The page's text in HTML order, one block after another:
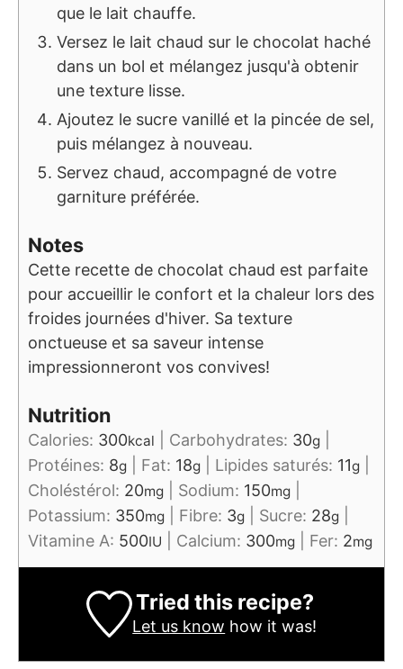
que le lait chauffe.
Versez le lait chaud sur le chocolat haché
dans un bol et mélangez jusqu'à obtenir
une texture lisse.
Ajoutez le sucre vanillé et la pincée de sel,
puis mélangez à nouveau.
Servez chaud, accompagné de votre
garniture préférée.
Notes
Cette recette de chocolat chaud est parfaite
pour accueillir le confort et la chaleur lors des
froides journées d'hiver. Sa texture
onctueuse et sa saveur intense
impressionneront vos convives!
Nutrition
Calories: 300kcal Carbohydrates: 30g
Protéines: 8g Fat: 18g Lipides saturés: 11g
Choléstérol: 20mg Sodium: 150mg
Potassium: 350mg Fibre: 3g Sucre: 28g
Vitamine A: 500IU Calcium: 300mg Fer: 2mg
Tried this recipe?
Let us know how it was!